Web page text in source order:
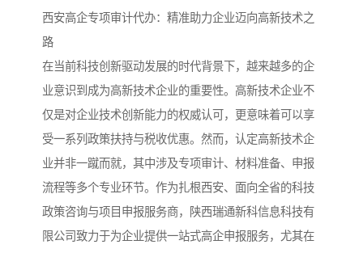
西安高企专项审计代办：精准助力企业迈向高新技术之
路
在当前科技创新驱动发展的时代背景下，越来越多的企
业意识到成为高新技术企业的重要性。高新技术企业不
仅是对企业技术创新能力的权威认可，更意味着可以享
受一系列政策扶持与税收优惠。然而，认定高新技术企
业并非一蹴而就，其中涉及专项审计、材料准备、申报
流程等多个专业环节。作为扎根西安、面向全省的科技
政策咨询与项目申报服务商，陕西瑞通新科信息科技有
限公司致力于为企业提供一站式高企申报服务，尤其在